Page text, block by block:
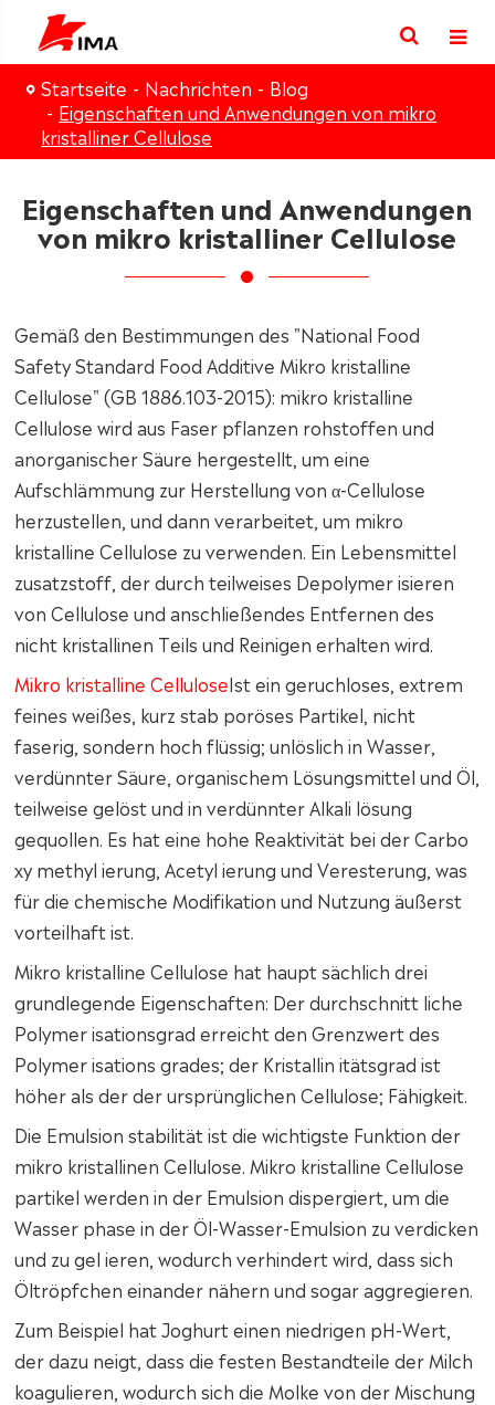
Startseite Nachrichten
Blog
Eigenschaften und Anwendungen von mikro
kristalliner Cellulose
Eigenschaften und Anwendungen
von mikro kristalliner Cellulose
Gemäß den Bestimmungen des "National Food
Safety Standard Food Additive Mikro kristalline
Cellulose" (GB 1886.103-2015): mikro kristalline
Cellulose wird aus Faser pflanzen rohstoffen und
anorganischer Säure hergestellt, um eine
Aufschlämmung zur Herstellung von α-Cellulose
herzustellen, und dann verarbeitet, um mikro
kristalline Cellulose zu verwenden. Ein Lebensmittel
zusatzstoff, der durch teilweises Depolymer isieren
von Cellulose und anschließendes Entfernen des
nicht kristallinen Teils und Reinigen erhalten wird.
Mikro kristalline CelluloseIst ein geruchloses, extrem
feines weißes, kurz stab poröses Partikel, nicht
faserig, sondern hoch flüssig; unlöslich in Wasser,
verdünnter Säure, organischem Lösungsmittel und Öl,
teilweise gelöst und in verdünnter Alkali lösung
gequollen. Es hat eine hohe Reaktivität bei der Carbo
xy methyl ierung, Acetyl ierung und Veresterung, was
für die chemische Modifikation und Nutzung äußerst
vorteilhaft ist.
Mikro kristalline Cellulose hat haupt sächlich drei
grundlegende Eigenschaften: Der durchschnitt liche
Polymer isationsgrad erreicht den Grenzwert des
Polymer isations grades; der Kristallin itätsgrad ist
höher als der der ursprünglichen Cellulose; Fähigkeit.
Die Emulsion stabilität ist die wichtigste Funktion der
mikro kristallinen Cellulose. Mikro kristalline Cellulose
partikel werden in der Emulsion dispergiert, um die
Wasser phase in der Öl-Wasser-Emulsion zu verdicken
und zu gel ieren, wodurch verhindert wird, dass sich
Öltröpfchen einander nähern und sogar aggregieren.
Zum Beispiel hat Joghurt einen niedrigen pH-Wert,
der dazu neigt, dass die festen Bestandteile der Milch
koagulieren, wodurch sich die Molke von der Mischung